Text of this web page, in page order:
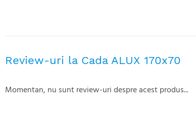
Review-uri la Cada ALUX 170x70
Momentan, nu sunt review-uri despre acest produs...